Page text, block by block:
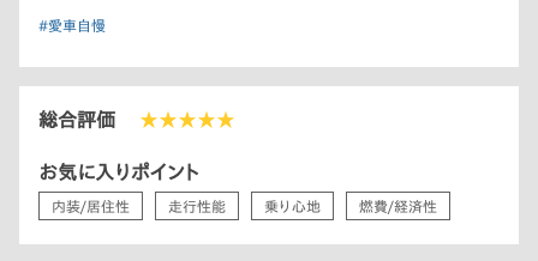
#愛車自慢
総合評価 ★★★★★
お気に入りポイント
内装/居住性 走行性能 乗り心地 燃費/経済性